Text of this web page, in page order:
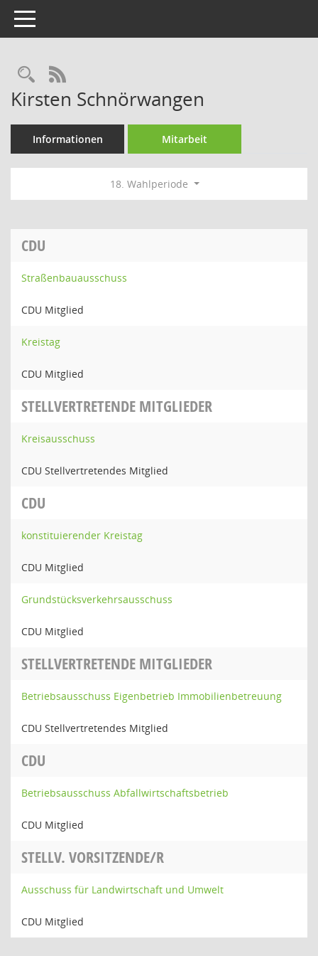
Toggle navigation
Rechercheauswahl
RSS-Feed
Kirsten Schnörwangen
Informationen Mitarbeit
18. Wahlperiode
CDU
Straßenbauausschuss
CDU Mitglied
Kreistag
CDU Mitglied
STELLVERTRETENDE MITGLIEDER
Kreisausschuss
CDU Stellvertretendes Mitglied
CDU
konstituierender Kreistag
CDU Mitglied
Grundstücksverkehrsausschuss
CDU Mitglied
STELLVERTRETENDE MITGLIEDER
Betriebsausschuss Eigenbetrieb Immobilienbetreuung
CDU Stellvertretendes Mitglied
CDU
Betriebsausschuss Abfallwirtschaftsbetrieb
CDU Mitglied
STELLV. VORSITZENDE/R
Ausschuss für Landwirtschaft und Umwelt
CDU Mitglied